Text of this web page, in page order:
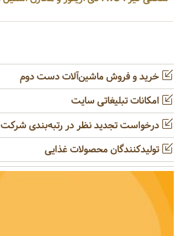
خرید و فروش ماشین‌آلات دست دوم
امکانات تبلیغاتی سایت
درخواست تجدید نظر در رتبه‌بندی شرکت
تولیدکنندگان محصولات غذایی